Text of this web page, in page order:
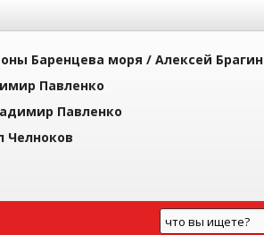
Баренцева моря / Алексей Брагин
Павленко
Павленко
Челноков